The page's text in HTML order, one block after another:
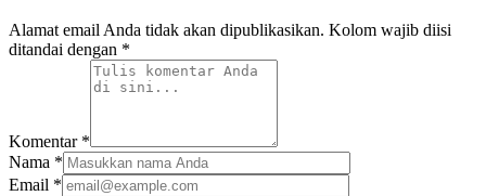
Alamat email Anda tidak akan dipublikasikan. Kolom wajib diisi
ditandai dengan *
Komentar *
Nama *
Email *